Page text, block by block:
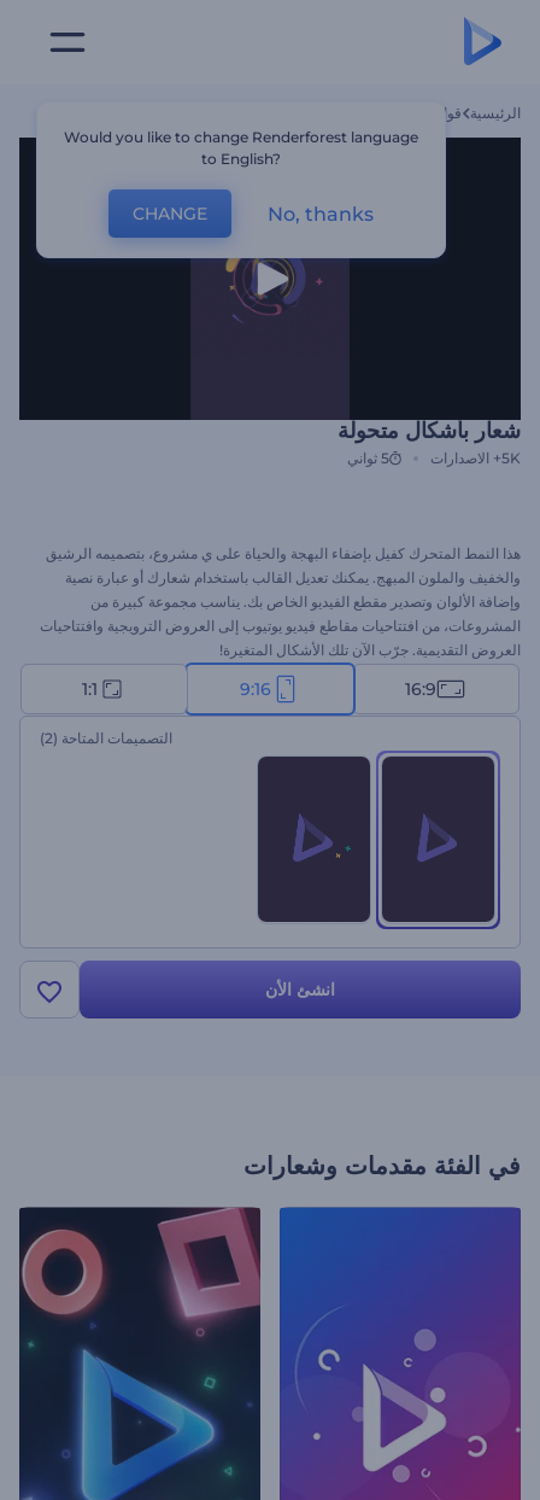
الرئيسية قوالب
شعار بأشكال متحولة
5K+ الاصدارات 5 ثواني
هذا النمط المتحرك كفيل بإضفاء البهجة والحياة على ي مشروع، بتصميمه الرشيق
والخفيف والملون المبهج. يمكنك تعديل القالب باستخدام شعارك أو عبارة نصية
وإضافة الألوان وتصدير مقطع الفيديو الخاص بك. يناسب مجموعة كبيرة من
المشروعات، من افتتاحيات مقاطع فيديو يوتيوب إلى العروض الترويجية وافتتاحيات
العروض التقديمية. جرّب الآن تلك الأشكال المتغيرة!
16:9
9:16
1:1
التصميمات المتاحة (2)
انشئ الأن
في الفئة مقدمات وشعارات
Would you like to change Renderforest language
to English?
CHANGE No, thanks